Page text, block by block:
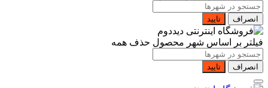
انصراف تایید
فیلتر بر اساس شهر محصول حذف همه
انصراف تایید